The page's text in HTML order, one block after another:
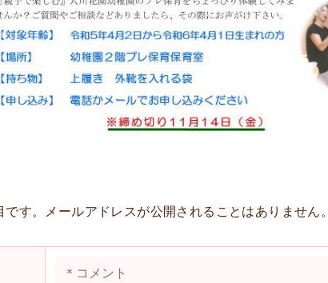
す。メールアドレスが公開されることはありません。